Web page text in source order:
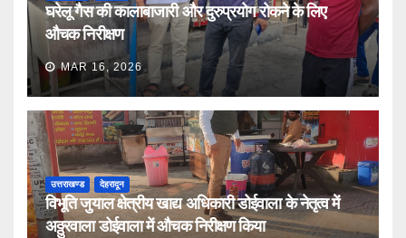
घरेलू गैस की कालाबाजारी और दुरुप्रयोग रोकने के लिए
औचक निरीक्षण
MAR 16, 2026
उत्तराखण्ड देहरादून
विभूति जुयाल क्षेत्रीय खाद्य अधिकारी डोईवाला के नेतृत्व में
अठ्ठुरवाला डोईवाला में औचक निरीक्षण किया